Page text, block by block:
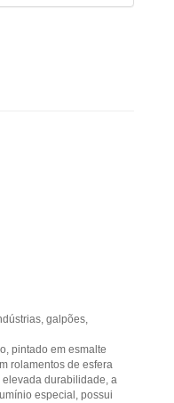
galpões,
pintado em esmalte
rolamentos de esfera
durabilidade, a
especial, possui